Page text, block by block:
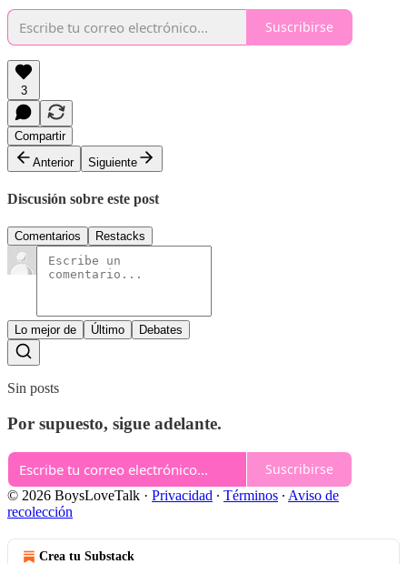
Suscribirse
3
Compartir
Anterior
Siguiente
Discusión sobre este post
Comentarios Restacks
Lo mejor de Último Debates
Sin posts
Por supuesto, sigue adelante.
Suscribirse
© 2026 BoysLoveTalk · Privacidad ∙ Términos ∙ Aviso de
recolección
Crea tu Substack